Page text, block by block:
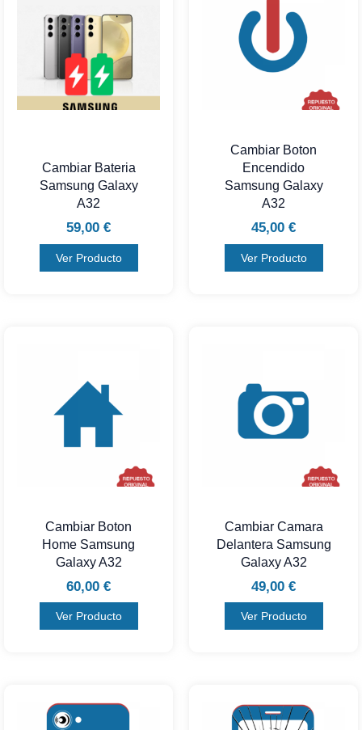
Cambiar Bateria
Samsung Galaxy
A32
59,00 €
Ver Producto
Cambiar Boton
Encendido
Samsung Galaxy
A32
45,00 €
Ver Producto
Cambiar Boton
Home Samsung
Galaxy A32
60,00 €
Ver Producto
Cambiar Camara
Delantera Samsung
Galaxy A32
49,00 €
Ver Producto